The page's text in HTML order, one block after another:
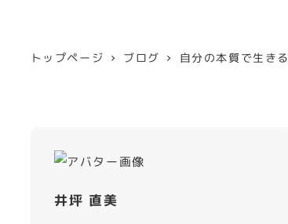
トップページ ブログ 自分の本質で生きる
井坪 直美